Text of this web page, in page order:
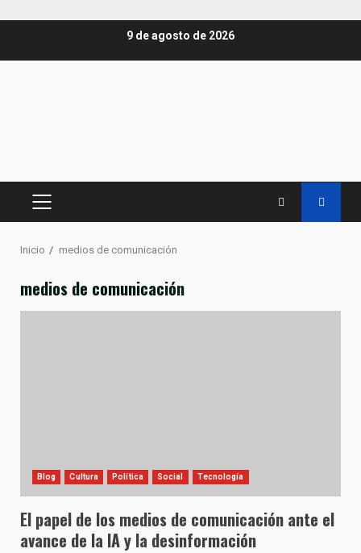
9 de agosto de 2026
MENÚ
Inicio medios de comunicación
medios de comunicación
Blog Cultura Política Social Tecnología
El papel de los medios de comunicación ante el
avance de la IA y la desinformación